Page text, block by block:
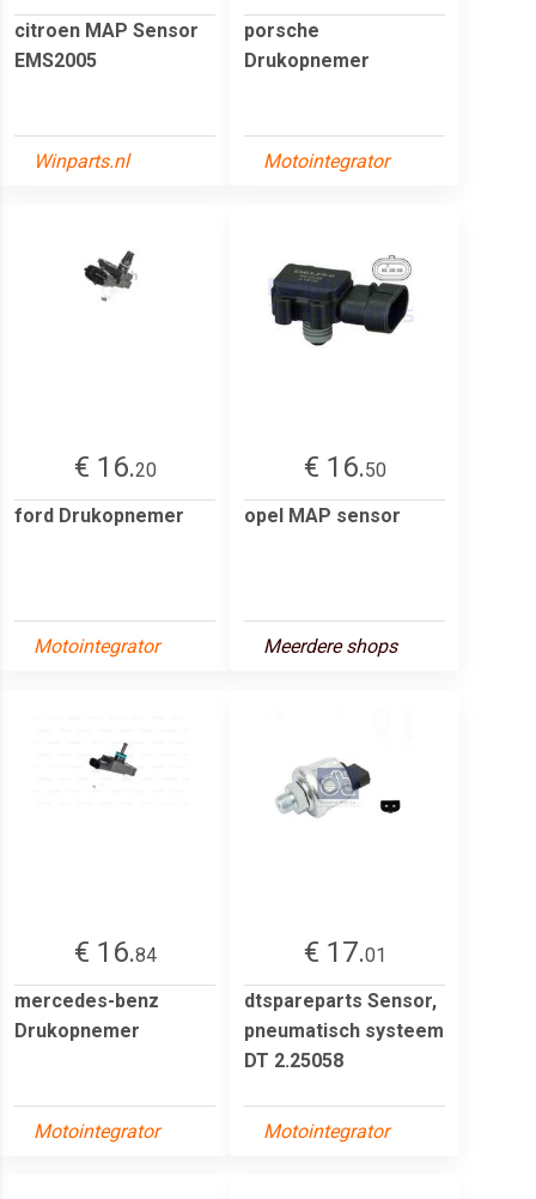
citroen MAP Sensor
EMS2005
Winparts.nl
porsche
Drukopnemer
Motointegrator
€ 16.20
ford Drukopnemer
Motointegrator
€ 16.50
opel MAP sensor
Meerdere shops
€ 16.84
mercedes-benz
Drukopnemer
Motointegrator
€ 17.01
dtspareparts Sensor,
pneumatisch systeem
DT 2.25058
Motointegrator